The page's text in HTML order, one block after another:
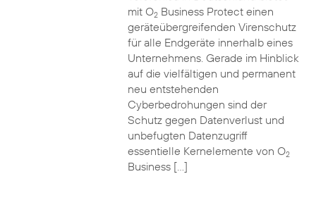
mit O2Business Protect einen
geräteübergreifenden Virenschutz
für alle Endgeräte innerhalb eines
Unternehmens. Gerade im Hinblick
auf die vielfältigen und permanent
neu entstehenden
Cyberbedrohungen sind der
Schutz gegen Datenverlust und
unbefugten Datenzugriff
essentielle Kernelemente von O2
Business […]